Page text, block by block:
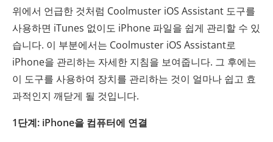
위에서 언급한 것처럼 Coolmuster iOS Assistant 도구를
사용하면 iTunes 없이도 iPhone 파일을 쉽게 관리할 수 있
습니다. 이 부분에서는 Coolmuster iOS Assistant로
iPhone을 관리하는 자세한 지침을 보여줍니다. 그 후에는
이 도구를 사용하여 장치를 관리하는 것이 얼마나 쉽고 효
과적인지 깨닫게 될 것입니다.
1단계: iPhone을 컴퓨터에 연결